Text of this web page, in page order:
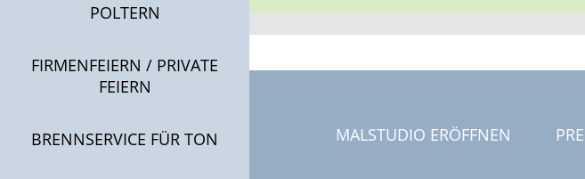
POLTERN
FIRMENFEIERN / PRIVATE
FEIERN
BRENNSERVICE FÜR TON MALSTUDIO ERÖFFNEN